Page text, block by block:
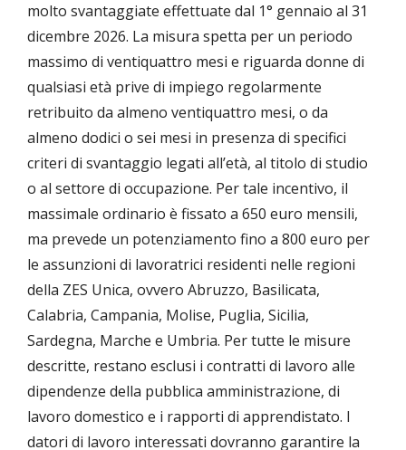
molto svantaggiate effettuate dal 1° gennaio al 31
dicembre 2026. La misura spetta per un periodo
massimo di ventiquattro mesi e riguarda donne di
qualsiasi età prive di impiego regolarmente
retribuito da almeno ventiquattro mesi, o da
almeno dodici o sei mesi in presenza di specifici
criteri di svantaggio legati all’età, al titolo di studio
o al settore di occupazione. Per tale incentivo, il
massimale ordinario è fissato a 650 euro mensili,
ma prevede un potenziamento fino a 800 euro per
le assunzioni di lavoratrici residenti nelle regioni
della ZES Unica, ovvero Abruzzo, Basilicata,
Calabria, Campania, Molise, Puglia, Sicilia,
Sardegna, Marche e Umbria. Per tutte le misure
descritte, restano esclusi i contratti di lavoro alle
dipendenze della pubblica amministrazione, di
lavoro domestico e i rapporti di apprendistato. I
datori di lavoro interessati dovranno garantire la